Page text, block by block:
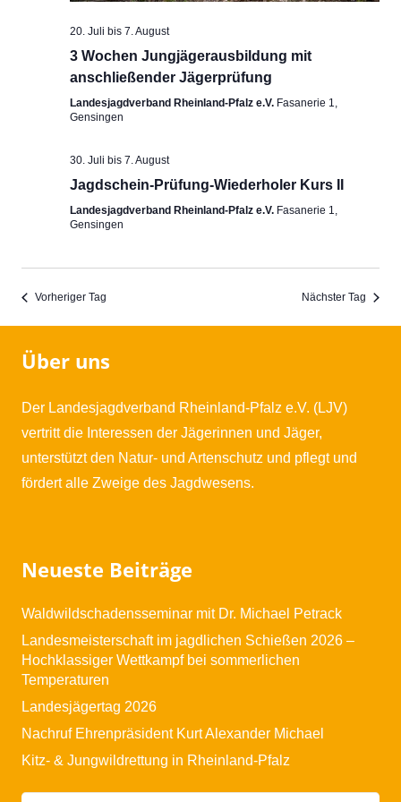
20. Juli bis 7. August
3 Wochen Jungjägerausbildung mit
anschließender Jägerprüfung
Landesjagdverband Rheinland-Pfalz e.V. Fasanerie 1,
Gensingen
30. Juli bis 7. August
Jagdschein-Prüfung-Wiederholer Kurs II
Landesjagdverband Rheinland-Pfalz e.V. Fasanerie 1,
Gensingen
Vorheriger Tag Nächster Tag
Über uns
Der Landesjagdverband Rheinland-Pfalz e.V. (LJV)
vertritt die Interessen der Jägerinnen und Jäger,
unterstützt den Natur- und Artenschutz und pflegt und
fördert alle Zweige des Jagdwesens.
Neueste Beiträge
Waldwildschadensseminar mit Dr. Michael Petrack
Landesmeisterschaft im jagdlichen Schießen 2026 –
Hochklassiger Wettkampf bei sommerlichen
Temperaturen
Landesjägertag 2026
Nachruf Ehrenpräsident Kurt Alexander Michael
Kitz- & Jungwildrettung in Rheinland-Pfalz